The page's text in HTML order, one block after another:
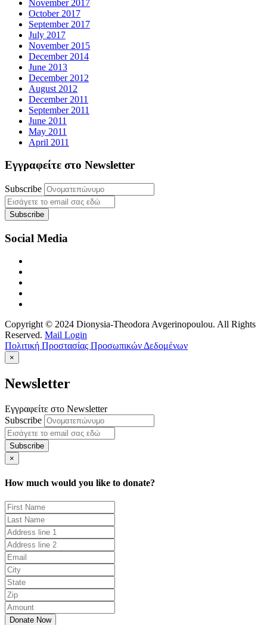
November 2017
October 2017
September 2017
July 2017
November 2015
December 2014
June 2013
December 2012
August 2012
December 2011
September 2011
June 2011
May 2011
April 2011
Εγγραφείτε στο Newsletter
Subscribe
Social Media
Copyright © 2024 Dionysia-Theodora Avgerinopoulou. All Rights
Reserved. Mail Login
Πολιτική Προστασίας Προσωπικών Δεδομένων
×
Newsletter
Εγγραφείτε στο Newsletter
Subscribe
×
How much would you like to donate?
Donate Now